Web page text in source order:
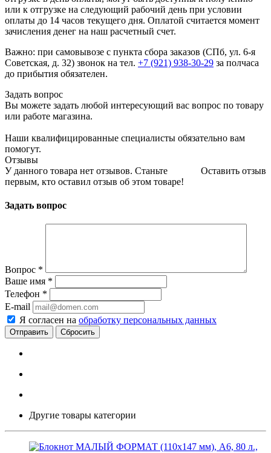
или к отгрузке на следующий рабочий день при условии
оплаты до 14 часов текущего дня. Оплатой считается момент
зачисления денег на наш расчетный счет.
Важно: при самовывозе с пункта сборa заказов (СПб, ул. 6-я
Советская, д. 32) звонок на тел. +7 (921) 938-30-29 за полчаса
до прибытия обязателен.
Задать вопрос
Вы можете задать любой интересующий вас вопрос по товару
или работе магазина.
Наши квалифицированные специалисты обязательно вам
помогут.
Отзывы
Оставить отзыв
У данного товара нет отзывов. Станьте
первым, кто оставил отзыв об этом товаре!
Задать вопрос
Вопрос *
Ваше имя *
Телефон *
E-mail
Я согласен на обработку персональных данных
Сбросить
Другие товары категории